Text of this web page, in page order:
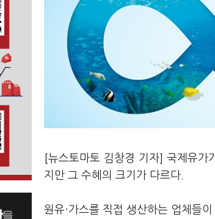
[뉴스토마토 김창경 기자] 국제유가
지만 그 수혜의 크기가 다르다.
원유·가스를 직접 생산하는 업체들